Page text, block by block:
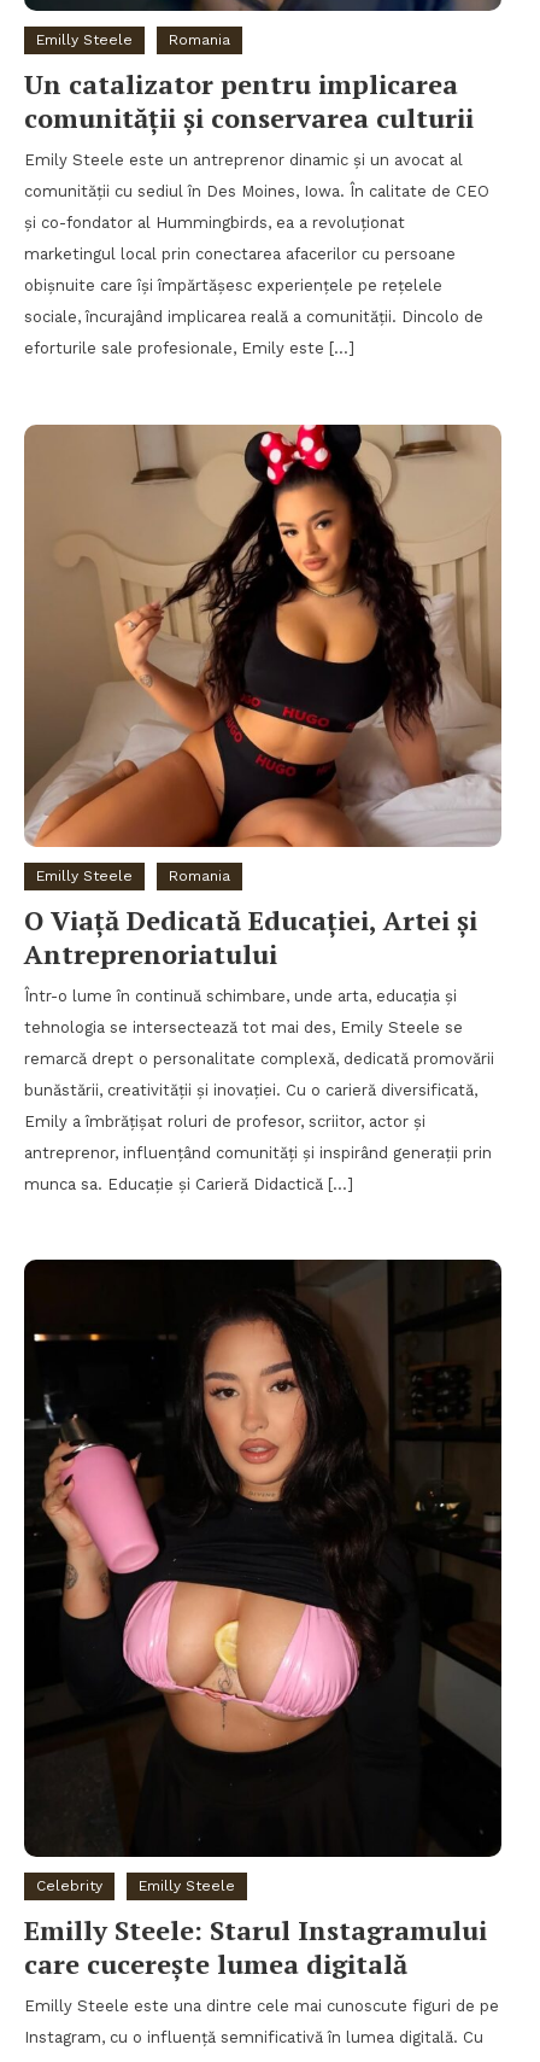
Emilly Steele Romania
Un catalizator pentru implicarea
comunității și conservarea culturii
Emily Steele este un antreprenor dinamic și un avocat al
comunității cu sediul în Des Moines, Iowa. În calitate de CEO
și co-fondator al Hummingbirds, ea a revoluționat
marketingul local prin conectarea afacerilor cu persoane
obișnuite care își împărtășesc experiențele pe rețelele
sociale, încurajând implicarea reală a comunității. Dincolo de
eforturile sale profesionale, Emily este […]
Emilly Steele Romania
O Viață Dedicată Educației, Artei și
Antreprenoriatului
Într-o lume în continuă schimbare, unde arta, educația și
tehnologia se intersectează tot mai des, Emily Steele se
remarcă drept o personalitate complexă, dedicată promovării
bunăstării, creativității și inovației. Cu o carieră diversificată,
Emily a îmbrățișat roluri de profesor, scriitor, actor și
antreprenor, influențând comunități și inspirând generații prin
munca sa. Educație și Carieră Didactică […]
Celebrity Emilly Steele
Emilly Steele: Starul Instagramului
care cucerește lumea digitală
Emilly Steele este una dintre cele mai cunoscute figuri de pe
Instagram, cu o influență semnificativă în lumea digitală. Cu